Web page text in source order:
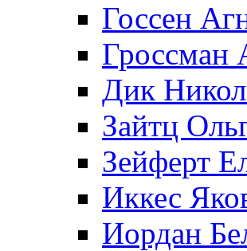
Госсен
Гроссман
Дик
Зайтц
Зейферт
Иккес
Иордан